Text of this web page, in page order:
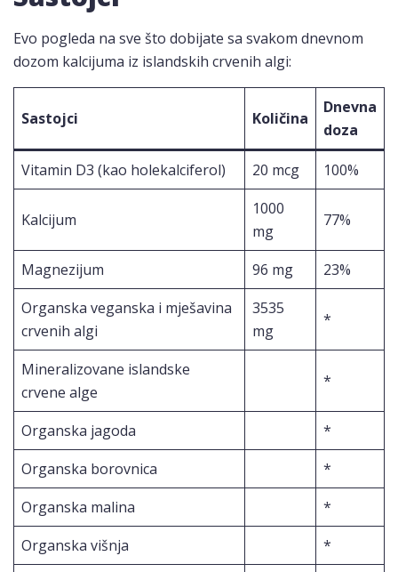
Evo pogleda na sve što dobijate sa svakom dnevnom
dozom kalcijuma iz islandskih crvenih algi:
Sastojci Količina
Dnevna
doza
Vitamin D3 (kao holekalciferol) 20 mcg 100%
Kalcijum
1000
mg
77%
Magnezijum 96 mg
23%
Organska veganska i mješavina
crvenih algi
3535
mg
*
Mineralizovane islandske
crvene alge
*
Organska jagoda
*
Organska borovnica
*
Organska malina
*
Organska višnja
*